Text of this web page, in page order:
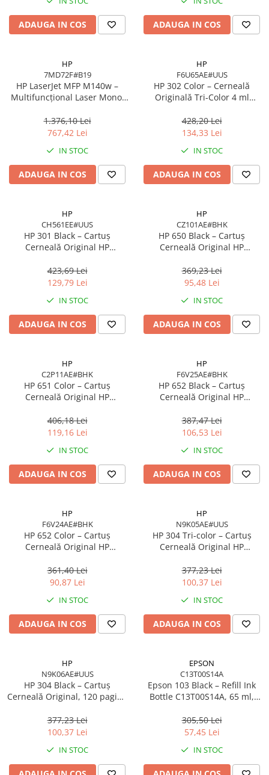
Imprimanta Laser Mono
Imprimante Cerneală
Imprimante Matriciale
Multifuncțional Laser Mono
Accesorii Imprimante & Scannere
3D
Consumabile & Filamente 3D
Consumabile - cerneală
Cerneală & Cap de Printare
Consumabile - toner
Toner
Accesorii Large Format
Plottere & Scannere
Scannere Documente
TV, Audio-Video & Multimedia
Monitoare
Monitoare Gaming & Consumer
Accesorii Căști & Microfoane
Cabluri & Adaptoare Audio-Video
Suporturi TV Birou
Boxe PC & Soundbar
Camere Foto & Sisteme Optice
Webcam
Caști & Microfoane
Căști Gaming & Consumer
Ecrane Digital Signage
Proiectoare Business
Proiectoare Consumer
Plăci de baza
ADAUGA IN COS ADAUGA IN COS
HP
7MD72F#B19
HP LaserJet MFP M140w –
Multifuncțional Laser Mono,
USB 2.0
1.376,10 Lei
767,42 Lei
IN STOC
ADAUGA IN COS
HP
F6U65AE#UUS
HP 302 Color – Cerneală
Originală Tri‑Color 4 ml
428,20 Lei
134,33 Lei
IN STOC
ADAUGA IN COS
HP
CH561EE#UUS
HP 301 Black – Cartuș
Cerneală Original HP
pagini
423,69 Lei
129,79 Lei
IN STOC
ADAUGA IN COS
HP
CZ101AE#BHK
HP 650 Black – Cartuș
Cerneală Original HP
Negru Pigment
369,23 Lei
95,48 Lei
IN STOC
ADAUGA IN COS
HP
C2P11AE#BHK
HP 651 Color – Cartuș
Cerneală Original HP
Cyan/Magenta/Yellow
406,18 Lei
119,16 Lei
IN STOC
ADAUGA IN COS
HP
F6V25AE#BHK
HP 652 Black – Cartuș
Cerneală Original HP
Advantage
387,47 Lei
106,53 Lei
IN STOC
ADAUGA IN COS
HP
F6V24AE#BHK
HP 652 Color – Cartuș
Cerneală Original HP
Cyan/Magenta/Yellow
361,40 Lei
90,87 Lei
IN STOC
ADAUGA IN COS
HP
N9K05AE#UUS
HP 304 Tri‑color – Cartuș
Cerneală Original HP
Cyan/Magenta/Yellow
377,23 Lei
100,37 Lei
IN STOC
ADAUGA IN COS
HP
N9K06AE#UUS
HP 304 Black – Cartuș
Cerneală Original, 120 pagini,
377,23 Lei
100,37 Lei
IN STOC
EPSON
C13T00S14A
Epson 103 Black – Refill Ink
Bottle C13T00S14A, 65 ml,
305,50 Lei
57,45 Lei
IN STOC